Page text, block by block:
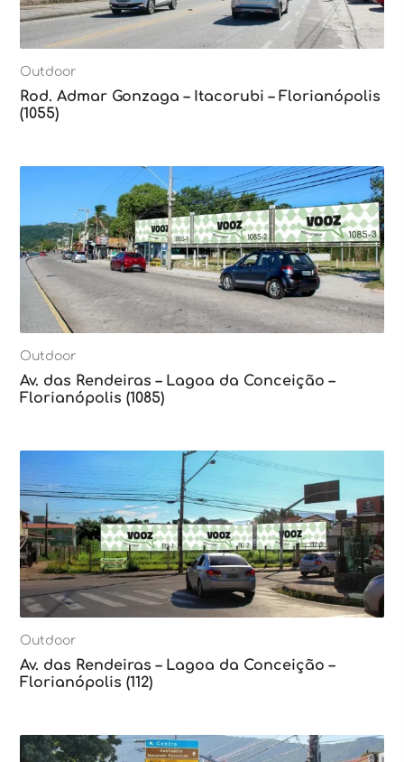
Outdoor
Rod. Admar Gonzaga – Itacorubi – Florianópolis
(1055)
Outdoor
Av. das Rendeiras – Lagoa da Conceição –
Florianópolis (1085)
Outdoor
Av. das Rendeiras – Lagoa da Conceição –
Florianópolis (112)